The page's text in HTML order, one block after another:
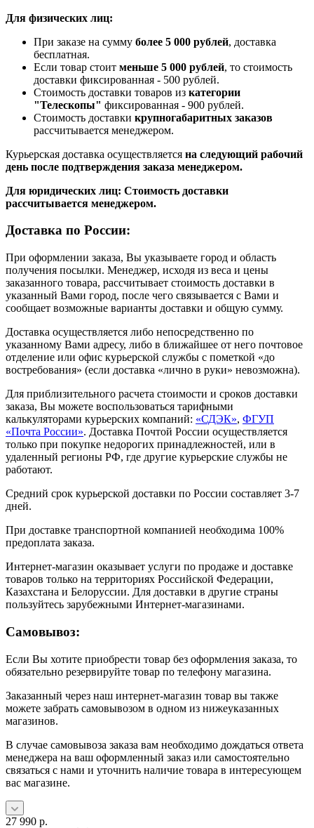
Для физических лиц:
При заказе на сумму более 5 000 рублей, доставка
бесплатная.
Если товар стоит меньше 5 000 рублей, то стоимость
доставки фиксированная - 500 рублей.
Стоимость доставки товаров из категории
"Телескопы" фиксированная - 900 рублей.
Стоимость доставки крупногабаритных заказов
рассчитывается менеджером.
Курьерская доставка осуществляется на следующий рабочий
день после подтверждения заказа менеджером.
Для юридических лиц: Стоимость доставки
рассчитывается менеджером.
Доставка по России:
При оформлении заказа, Вы указываете город и область
получения посылки. Менеджер, исходя из веса и цены
заказанного товара, рассчитывает стоимость доставки в
указанный Вами город, после чего связывается с Вами и
сообщает возможные варианты доставки и общую сумму.
Доставка осуществляется либо непосредственно по
указанному Вами адресу, либо в ближайшее от него почтовое
отделение или офис курьерской службы с пометкой «до
востребования» (если доставка «лично в руки» невозможна).
Для приблизительного расчета стоимости и сроков доставки
заказа, Вы можете воспользоваться тарифными
калькуляторами курьерских компаний: «СДЭК», ФГУП
«Почта России». Доставка Почтой России осуществляется
только при покупке недорогих принадлежностей, или в
удаленный регионы РФ, где другие курьерские службы не
работают.
Средний срок курьерской доставки по России составляет 3-7
дней.
При доставке транспортной компанией необходима 100%
предоплата заказа.
Интернет-магазин оказывает услуги по продаже и доставке
товаров только на территориях Российской Федерации,
Казахстана и Белоруссии. Для доставки в другие страны
пользуйтесь зарубежными Интернет-магазинами.
Самовывоз:
Если Вы хотите приобрести товар без оформления заказа, то
обязательно резервируйте товар по телефону магазина.
Заказанный через наш интернет-магазин товар вы также
можете забрать самовывозом в одном из нижеуказанных
магазинов.
В случае самовывоза заказа вам необходимо дождаться ответа
менеджера на ваш оформленный заказ или самостоятельно
связаться с нами и уточнить наличие товара в интересующем
вас магазине.
27 990 р.